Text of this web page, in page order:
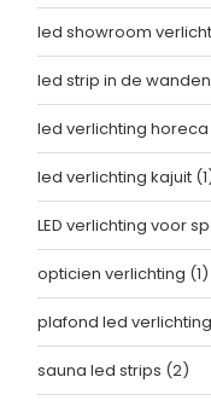
led showroom
led strip in de
led verlichting horeca
led verlichting kajuit
LED verlichting voor
opticien verlichting (1)
plafond led verlichting
sauna led strips (2)